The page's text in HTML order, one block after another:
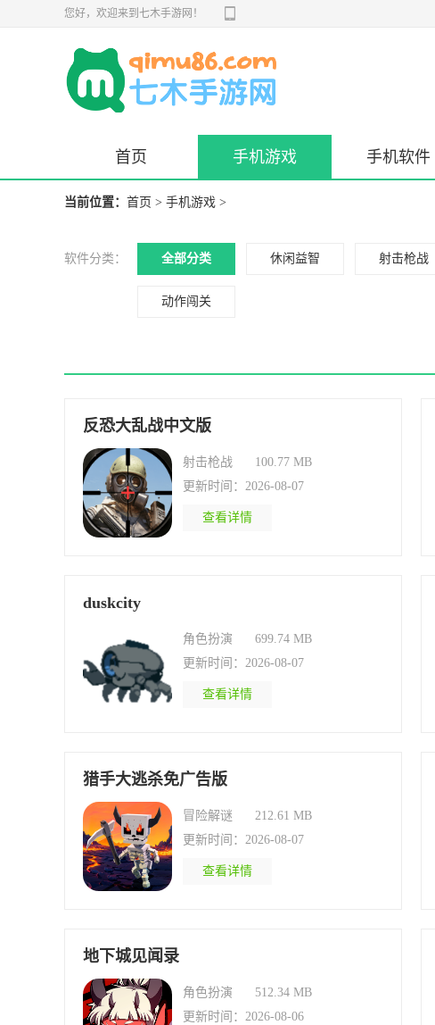
您好，欢迎来到七木手游网！
首页 手机游戏 手机软件
当前位置： 首页 > 手机游戏 >
软件分类： 全部分类 休闲益智 射击枪战
动作闯关
反恐大乱战中文版
射击枪战
100.77 MB
更新时间：2026-08-07
查看详情
duskcity
角色扮演
699.74 MB
更新时间：2026-08-07
查看详情
猎手大逃杀免广告版
冒险解谜
212.61 MB
更新时间：2026-08-07
查看详情
地下城见闻录
角色扮演
512.34 MB
更新时间：2026-08-06